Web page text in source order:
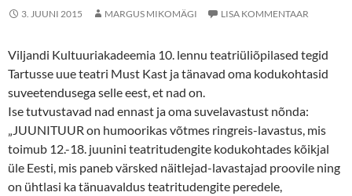
3. JUUNI 2015 MARGUS MIKOMÄGI LISA KOMMENTAAR
Viljandi Kultuuriakadeemia 10. lennu teatriüliõpilased tegid
Tartusse uue teatri Must Kast ja tänavad oma kodukohtasid
suveetendusega selle eest, et nad on.
Ise tutvustavad nad ennast ja oma suvelavastust nõnda:
„JUUNITUUR on humoorikas võtmes ringreis-lavastus, mis
toimub 12.-18. juunini teatritudengite kodukohtades kõikjal
üle Eesti, mis paneb värsked näitlejad-lavastajad proovile ning
on ühtlasi ka tänuavaldus teatritudengite peredele,